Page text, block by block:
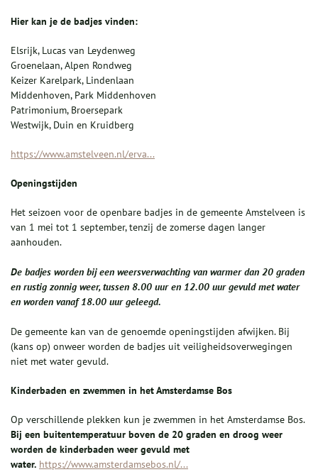
Hier kan je de badjes vinden:
Elsrijk, Lucas van Leydenweg
Groenelaan, Alpen Rondweg
Keizer Karelpark, Lindenlaan
Middenhoven, Park Middenhoven
Patrimonium, Broersepark
Westwijk, Duin en Kruidberg
https://www.amstelveen.nl/erva...
Openingstijden
Het seizoen voor de openbare badjes in de gemeente Amstelveen is
van 1 mei tot 1 september, tenzij de zomerse dagen langer
aanhouden.
De badjes worden bij een weersverwachting van warmer dan 20 graden
en rustig zonnig weer, tussen 8.00 uur en 12.00 uur gevuld met water
en worden vanaf 18.00 uur geleegd.
De gemeente kan van de genoemde openingstijden afwijken. Bij
(kans op) onweer worden de badjes uit veiligheidsoverwegingen
niet met water gevuld.
Kinderbaden en zwemmen in het Amsterdamse Bos
Op verschillende plekken kun je zwemmen in het Amsterdamse Bos.
Bij een buitentemperatuur boven de 20 graden en droog weer
worden de kinderbaden weer gevuld met
water. https://www.amsterdamsebos.nl/...